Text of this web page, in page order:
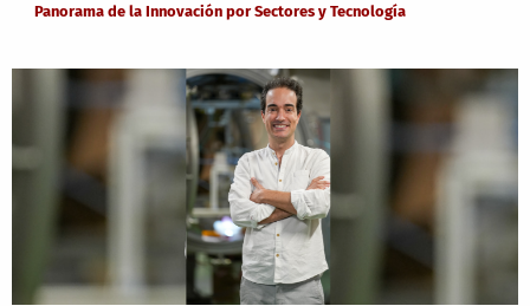
Panorama de la Innovación por Sectores y Tecnología